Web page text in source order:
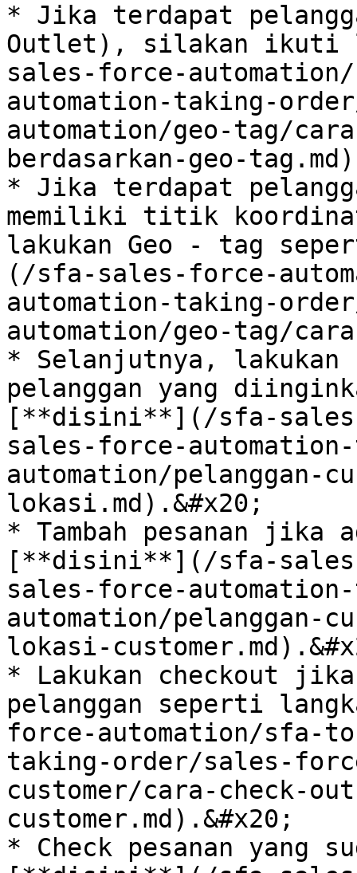
* Jika terdapat
Outlet), silakan ikuti
sales-force-
automation-taking-
automation/geo-tag/
berdasarkan-geo-
* Jika terdapat
memiliki titik
lakukan Geo - tag
(/sfa-sales-force-
automation-taking-
automation/geo-tag/
* Selanjutnya, lakukan
pelanggan yang
[**disini**](/sfa-
sales-force-
automation/pelanggan-
lokasi.md).&#x20;
* Tambah pesanan jika
[**disini**](/sfa-
sales-force-
automation/pelanggan-
lokasi-
* Lakukan checkout
pelanggan seperti
force-automation/sfa-
taking-order/sales-
customer/cara-check-
customer.md).&#x20;
* Check pesanan yang